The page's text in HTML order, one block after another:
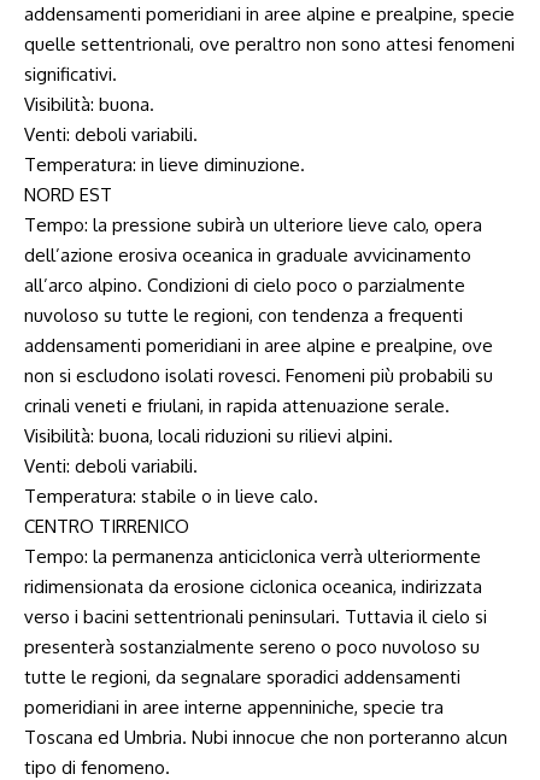
addensamenti pomeridiani in aree alpine e prealpine, specie
quelle settentrionali, ove peraltro non sono attesi fenomeni
significativi.
Visibilità: buona.
Venti: deboli variabili.
Temperatura: in lieve diminuzione.
NORD EST
Tempo: la pressione subirà un ulteriore lieve calo, opera
dell’azione erosiva oceanica in graduale avvicinamento
all’arco alpino. Condizioni di cielo poco o parzialmente
nuvoloso su tutte le regioni, con tendenza a frequenti
addensamenti pomeridiani in aree alpine e prealpine, ove
non si escludono isolati rovesci. Fenomeni più probabili su
crinali veneti e friulani, in rapida attenuazione serale.
Visibilità: buona, locali riduzioni su rilievi alpini.
Venti: deboli variabili.
Temperatura: stabile o in lieve calo.
CENTRO TIRRENICO
Tempo: la permanenza anticiclonica verrà ulteriormente
ridimensionata da erosione ciclonica oceanica, indirizzata
verso i bacini settentrionali peninsulari. Tuttavia il cielo si
presenterà sostanzialmente sereno o poco nuvoloso su
tutte le regioni, da segnalare sporadici addensamenti
pomeridiani in aree interne appenniniche, specie tra
Toscana ed Umbria. Nubi innocue che non porteranno alcun
tipo di fenomeno.